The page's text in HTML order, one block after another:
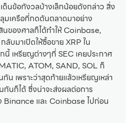
ด็นข้อกังวลบ้างเล็กน้อยดังกล่าว สิ่ง
เครือที่กดดันตลาดมาอย่าง
ของศาลก็ได้ทำให้ Coinbase,
บมาเปิดให้ซื้อขาย XRP ใน
เหรียญต่างๆที่ SEC เคยประกาศ
ATOM, SAND, SOL ก็
น เพราะว่าสุดท้ายแล้วเหรียญเหล่า
กันก็ได้ ซึ่งน่าจะส่งผลต่อการ
และ Coinbase ไปก่อน